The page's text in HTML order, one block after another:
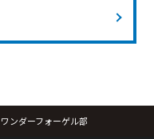
ワンダーフォーゲル部